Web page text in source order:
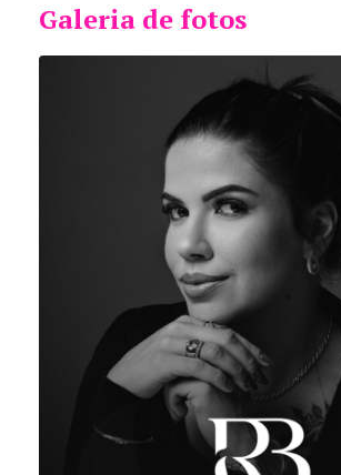
Galeria de fotos